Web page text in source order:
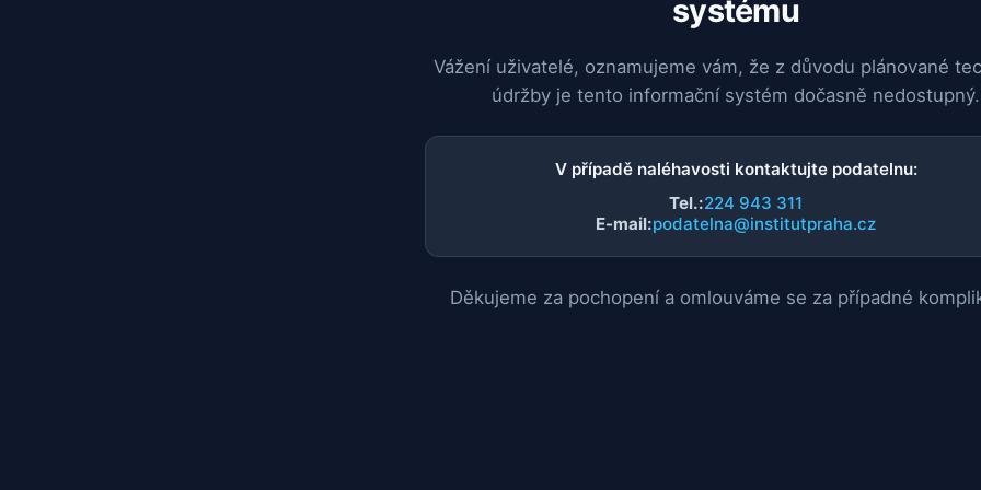
systému
Vážení uživatelé, oznamujeme vám, že z důvodu plánované
údržby je tento informační systém dočasně nedostupný.
V případě naléhavosti kontaktujte podatelnu:
Tel.:224 943 311
E-mail:podatelna@institutpraha.cz
Děkujeme za pochopení a omlouváme se za případné